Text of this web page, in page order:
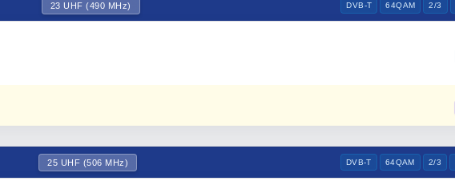
23 UHF (490 MHz) DVB-T 64QAM 2/3
25 UHF (506 MHz) DVB-T 64QAM 2/3